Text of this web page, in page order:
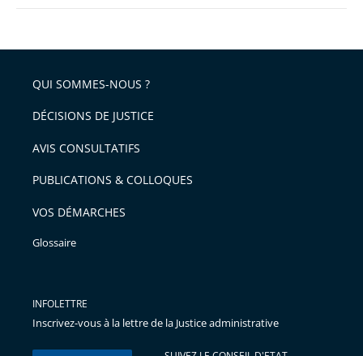
QUI SOMMES-NOUS ?
DÉCISIONS DE JUSTICE
AVIS CONSULTATIFS
PUBLICATIONS & COLLOQUES
VOS DÉMARCHES
Glossaire
INFOLETTRE
Inscrivez-vous à la lettre de la Justice administrative